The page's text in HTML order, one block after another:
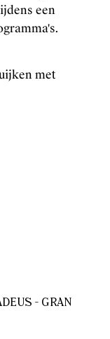
een
met
- GRAN